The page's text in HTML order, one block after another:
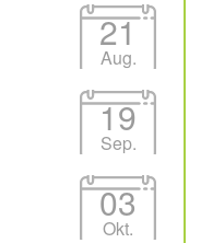
21
Aug.
19
Sep.
03
Okt.